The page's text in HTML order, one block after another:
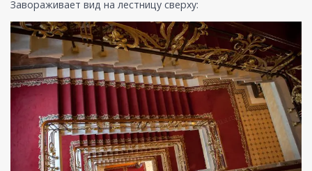
Завораживает вид на лестницу сверху: